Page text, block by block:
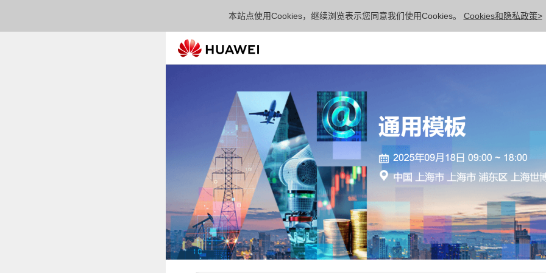
本站点使用Cookies，继续浏览表示您同意我们使用Cookies。 Cookies和隐私政策>